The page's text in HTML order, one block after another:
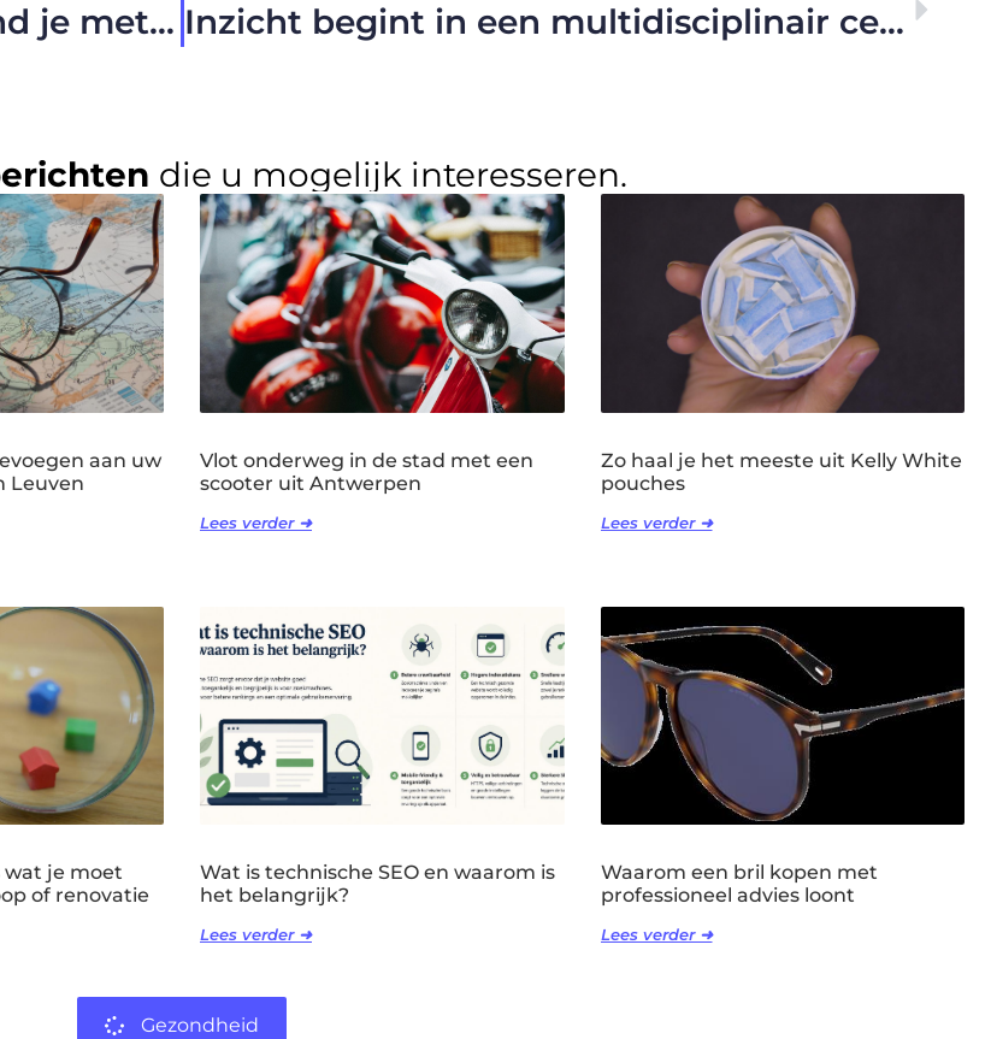
Perfectionismecoaching: verbind je met jezelf en anderen Inzicht begint in een multidisciplinair centrum
die u mogelijk interesseren.
aan uw
Leuven
Vlot onderweg in de stad met een
scooter uit Antwerpen
Lees verder ➜
Zo haal je het meeste uit Kelly White
pouches
Lees verder ➜
wat je moet
of renovatie
Wat is technische SEO en waarom is
het belangrijk?
Lees verder ➜
Waarom een bril kopen met
professioneel advies loont
Lees verder ➜
Gezondheid